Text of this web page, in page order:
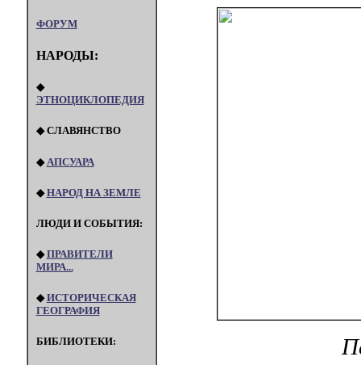
ФОРУМ
НАРОДЫ:
◆
ЭТНОЦИКЛОПЕДИЯ
◆ СЛАВЯНСТВО
◆ АПСУАРА
◆НАРОД НА ЗЕМЛЕ
ЛЮДИ И СОБЫТИЯ:
◆ПРАВИТЕЛИ
МИРА...
◆ИСТОРИЧЕСКАЯ
ГЕОГРАФИЯ
БИБЛИОТЕКИ: